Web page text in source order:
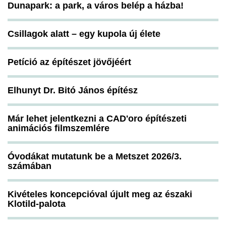
Dunapark: a park, a város belép a házba!
Csillagok alatt – egy kupola új élete
Petíció az építészet jövőjéért
Elhunyt Dr. Bitó János építész
Már lehet jelentkezni a CAD'oro építészeti
animációs filmszemlére
Óvodákat mutatunk be a Metszet 2026/3.
számában
Kivételes koncepcióval újult meg az északi
Klotild-palota